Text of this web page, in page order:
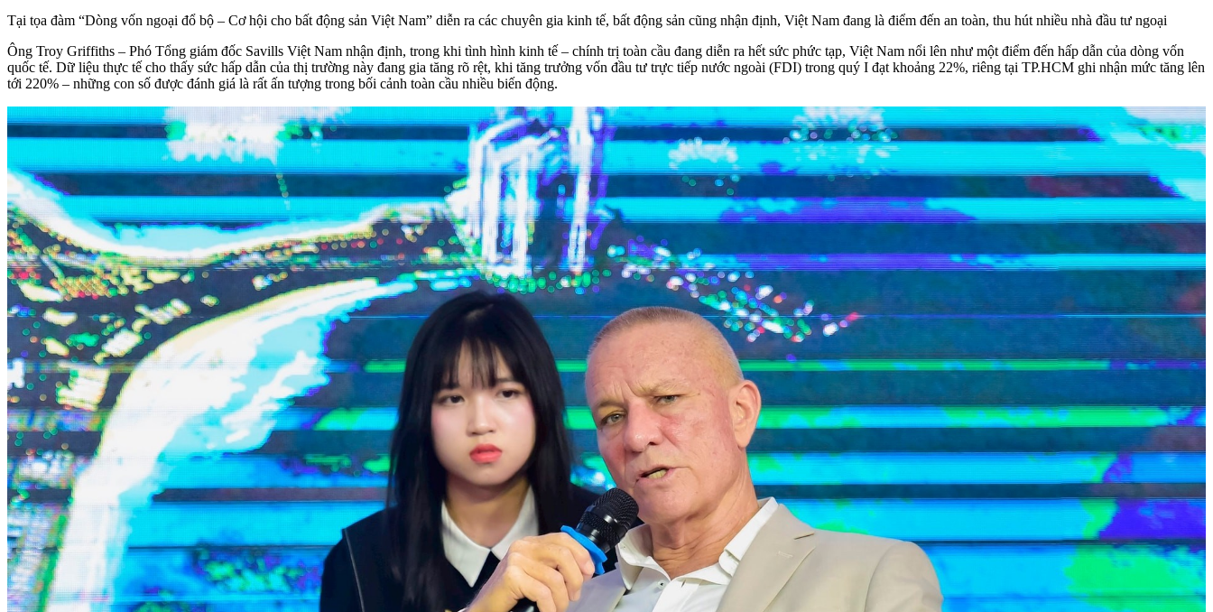
Tại tọa đàm “Dòng vốn ngoại đổ bộ – Cơ hội cho bất động sản Việt Nam” diễn ra các chuyên gia kinh tế, bất động sản cũng nhận định, Việt Nam đang là điểm đến an toàn, thu hút nhiều nhà đầu tư ngoại
Ông Troy Griffiths – Phó Tổng giám đốc Savills Việt Nam nhận định, trong khi tình hình kinh tế – chính trị toàn cầu đang diễn ra hết sức phức tạp, Việt Nam nổi lên như một điểm đến hấp dẫn của dòng vốn
quốc tế. Dữ liệu thực tế cho thấy sức hấp dẫn của thị trường này đang gia tăng rõ rệt, khi tăng trưởng vốn đầu tư trực tiếp nước ngoài (FDI) trong quý I đạt khoảng 22%, riêng tại TP.HCM ghi nhận mức tăng lên
tới 220% – những con số được đánh giá là rất ấn tượng trong bối cảnh toàn cầu nhiều biến động.